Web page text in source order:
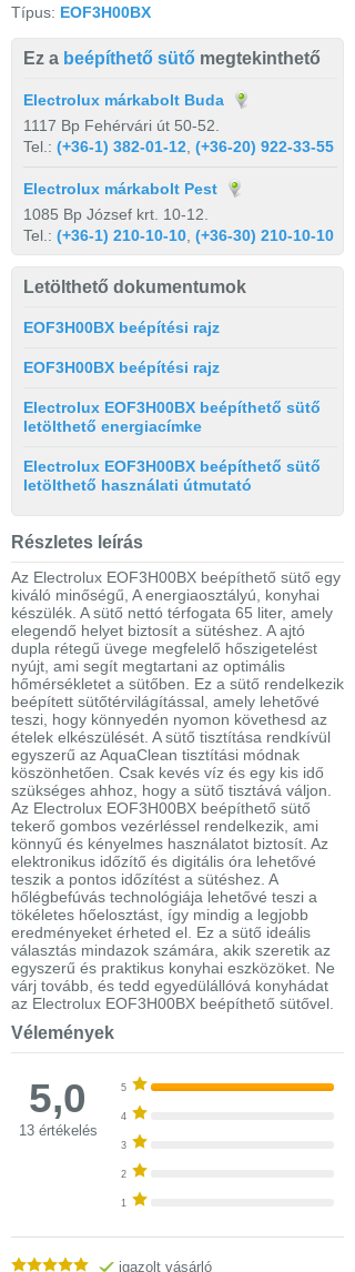
Típus: EOF3H00BX
Ez a beépíthető sütő megtekinthető
Electrolux márkabolt Buda
1117 Bp Fehérvári út 50-52.
Tel.: (+36-1) 382-01-12, (+36-20) 922-33-55
Electrolux márkabolt Pest
1085 Bp József krt. 10-12.
Tel.: (+36-1) 210-10-10, (+36-30) 210-10-10
Letölthető dokumentumok
EOF3H00BX beépítési rajz
EOF3H00BX beépítési rajz
Electrolux EOF3H00BX beépíthető sütő
letölthető energiacímke
Electrolux EOF3H00BX beépíthető sütő
letölthető használati útmutató
Részletes leírás
Az Electrolux EOF3H00BX beépíthető sütő egy
kiváló minőségű, A energiaosztályú, konyhai
készülék. A sütő nettó térfogata 65 liter, amely
elegendő helyet biztosít a sütéshez. A ajtó
dupla rétegű üvege megfelelő hőszigetelést
nyújt, ami segít megtartani az optimális
hőmérsékletet a sütőben. Ez a sütő rendelkezik
beépített sütőtérvilágítással, amely lehetővé
teszi, hogy könnyedén nyomon követhesd az
ételek elkészülését. A sütő tisztítása rendkívül
egyszerű az AquaClean tisztítási módnak
köszönhetően. Csak kevés víz és egy kis idő
szükséges ahhoz, hogy a sütő tisztává váljon.
Az Electrolux EOF3H00BX beépíthető sütő
tekerő gombos vezérléssel rendelkezik, ami
könnyű és kényelmes használatot biztosít. Az
elektronikus időzítő és digitális óra lehetővé
teszik a pontos időzítést a sütéshez. A
hőlégbefúvás technológiája lehetővé teszi a
tökéletes hőelosztást, így mindig a legjobb
eredményeket érheted el. Ez a sütő ideális
választás mindazok számára, akik szeretik az
egyszerű és praktikus konyhai eszközöket. Ne
várj tovább, és tedd egyedülállóvá konyhádat
az Electrolux EOF3H00BX beépíthető sütővel.
Vélemények
5,0
13 értékelés
5
4
3
2
1
igazolt vásárló